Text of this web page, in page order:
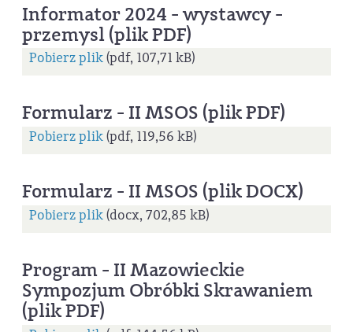
Informator 2024 - wystawcy -
przemysl (plik PDF)
Pobierz plik(pdf, 107,71 kB)
Formularz - II MSOS (plik PDF)
Pobierz plik(pdf, 119,56 kB)
Formularz - II MSOS (plik DOCX)
Pobierz plik(docx, 702,85 kB)
Program - II Mazowieckie
Sympozjum Obróbki Skrawaniem
(plik PDF)